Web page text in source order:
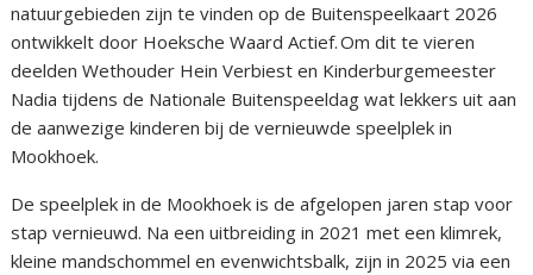
natuurgebieden zijn te vinden op de Buitenspeelkaart 2026
ontwikkelt door Hoeksche Waard Actief. Om dit te vieren
deelden Wethouder Hein Verbiest en Kinderburgemeester
Nadia tijdens de Nationale Buitenspeeldag wat lekkers uit aan
de aanwezige kinderen bij de vernieuwde speelplek in
Mookhoek.
De speelplek in de Mookhoek is de afgelopen jaren stap voor
stap vernieuwd. Na een uitbreiding in 2021 met een klimrek,
kleine mandschommel en evenwichtsbalk, zijn in 2025 via een